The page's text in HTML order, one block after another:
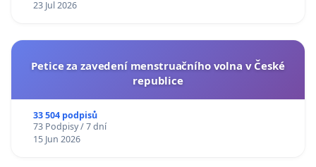
23 Jul 2026
Petice za zavedení menstruačního volna v České
republice
33 504 podpisů
73 Podpisy / 7 dní
15 Jun 2026